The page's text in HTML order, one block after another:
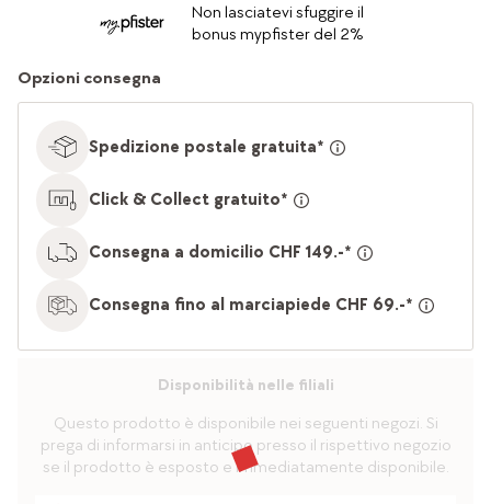
Non lasciatevi sfuggire il
bonus mypfister del 2%
Opzioni consegna
Spedizione postale gratuita*
Click & Collect gratuito*
Consegna a domicilio CHF 149.-*
Consegna fino al marciapiede CHF 69.-*
Disponibilità nelle filiali
Questo prodotto è disponibile nei seguenti negozi. Si
prega di informarsi in anticipo presso il rispettivo negozio
se il prodotto è esposto e immediatamente disponibile.